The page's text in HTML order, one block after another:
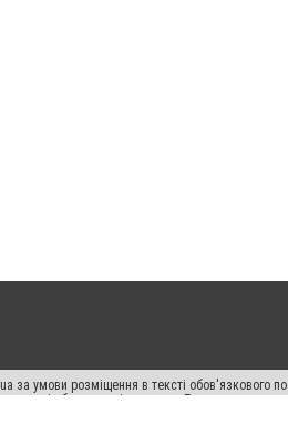
за умови розміщення в тексті
тексті або в якості джерела. Порушення